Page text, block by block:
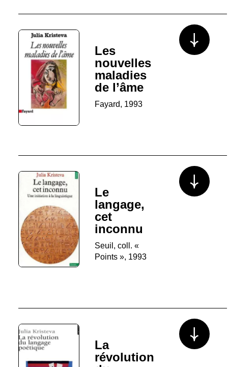
Les
nouvelles
maladies
de l’âme
Fayard, 1993
Voir plus/
Le
langage,
cet
inconnu
Seuil, coll. «
Points », 1993
Voir plus/
La
révolution
Voir plus/